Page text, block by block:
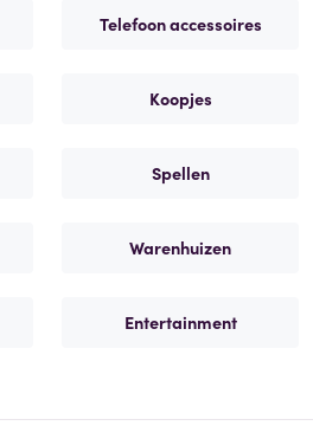
Telefoon accessoires
Koopjes
Spellen
Warenhuizen
Entertainment